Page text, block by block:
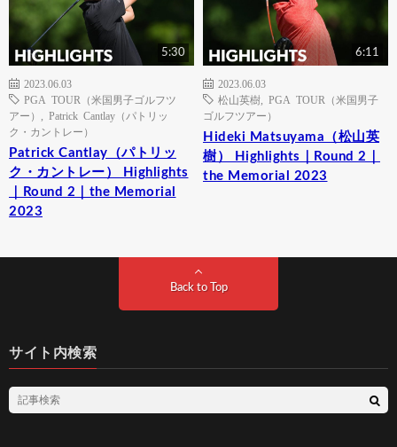
5:30
2023.06.03
PGA TOUR（米国男子ゴルフツ
アー）
Patrick Cantlay（パトリッ
ク・カントレー）
Patrick Cantlay（パトリッ
ク・カントレー） Highlights
｜Round 2｜the Memorial
2023
6:11
2023.06.03
松山英樹
PGA TOUR（米国男子
ゴルフツアー）
Hideki Matsuyama（松山英
樹） Highlights｜Round 2｜
the Memorial 2023
Back to Top
サイト内検索